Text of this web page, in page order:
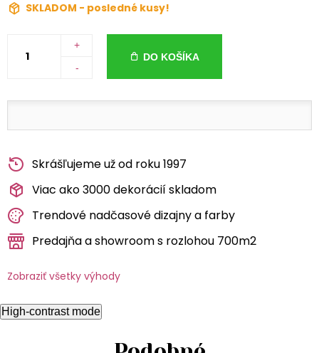
SKLADOM - posledné kusy!
+
-
DO KOŠÍKA
Skrášľujeme už od roku 1997
Viac ako 3000 dekorácií skladom
Trendové nadčasové dizajny a farby
Predajňa a showroom s rozlohou 700m2
Zobraziť všetky výhody
High-contrast mode